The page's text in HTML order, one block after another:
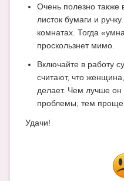
Очень полезно также
листок бумаги и
комнатах. Тогда
проскользнет мимо.
Включайте в работу
считают, что
делает. Чем лучше
проблемы, тем проще
Удачи!